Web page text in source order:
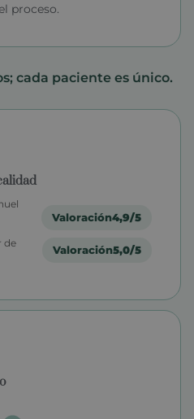
proceso.
cada paciente es único.
Valoración4,9/5
de
Valoración5,0/5